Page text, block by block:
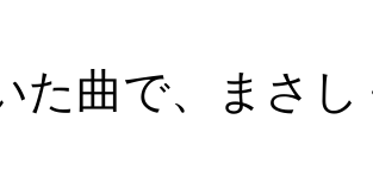
た曲で、まさ